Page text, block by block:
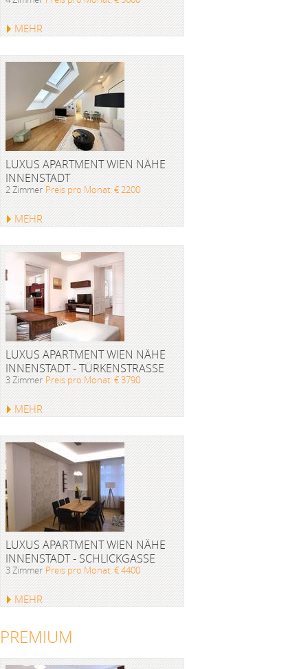
MEHR
LUXUS APARTMENT WIEN NÄHE
INNENSTADT
2 Zimmer Preis pro Monat: € 2200
MEHR
LUXUS APARTMENT WIEN NÄHE
INNENSTADT - TÜRKENSTRASSE
3 Zimmer Preis pro Monat: € 3790
MEHR
LUXUS APARTMENT WIEN NÄHE
INNENSTADT - SCHLICKGASSE
3 Zimmer Preis pro Monat: € 4400
MEHR
PREMIUM